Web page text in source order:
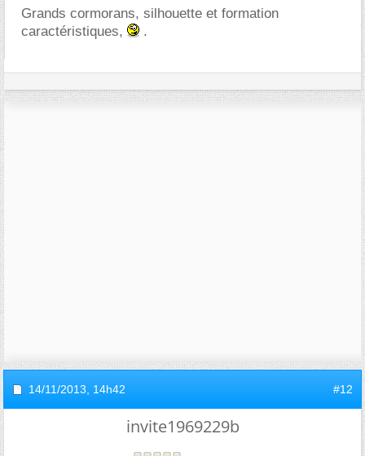
Grands cormorans, silhouette et formation
caractéristiques,
.
14/11/2013, 14h42 #12
invite1969229b